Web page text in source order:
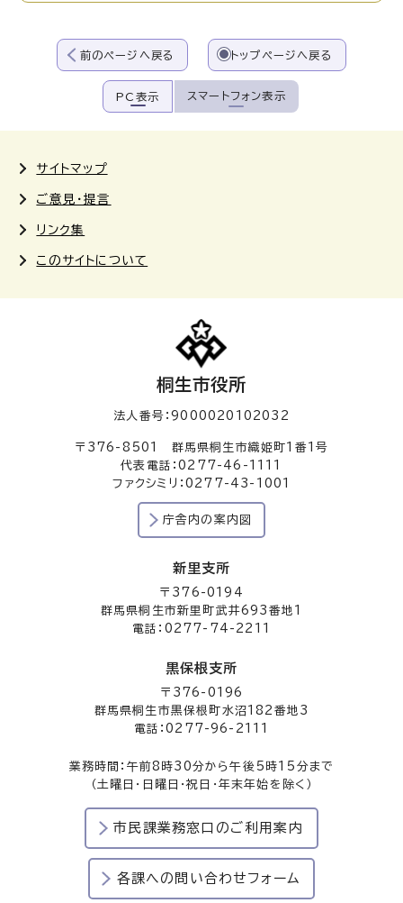
前のページへ戻る トップページへ戻る
PC表示 スマートフォン表示
サイトマップ
ご意見・提言
リンク集
このサイトについて
桐生市役所
法人番号：9000020102032
〒376-8501 群馬県桐生市織姫町1番1号
代表電話：0277-46-1111
ファクシミリ：0277-43-1001
庁舎内の案内図
新里支所
〒376-0194
群馬県桐生市新里町武井693番地1
電話：0277-74-2211
黒保根支所
〒376-0196
群馬県桐生市黒保根町水沼182番地3
電話：0277-96-2111
業務時間：午前8時30分から午後5時15分まで
（土曜日・日曜日・祝日・年末年始を除く）
市民課業務窓口のご利用案内
各課への問い合わせフォーム